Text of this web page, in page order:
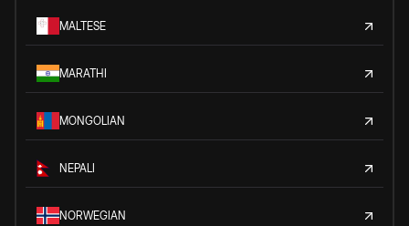
MALTESE
MARATHI
MONGOLIAN
NEPALI
NORWEGIAN